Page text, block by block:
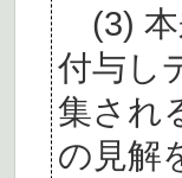
(3) 本
付与し
集され
の見解